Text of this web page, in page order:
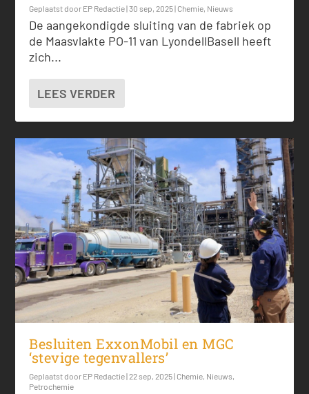
Geplaatst door EP Redactie|30 sep, 2025| Chemie, Nieuws
De aangekondigde sluiting van de fabriek op
de Maasvlakte PO-11 van LyondellBasell heeft
zich...
LEES VERDER
Besluiten ExxonMobil en MGC
‘stevige tegenvallers’
Geplaatst door EP Redactie|22 sep, 2025| Chemie Nieuws
Petrochemie